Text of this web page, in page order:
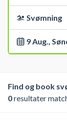
Svømning
9 Aug.,
Find og book
0resultater